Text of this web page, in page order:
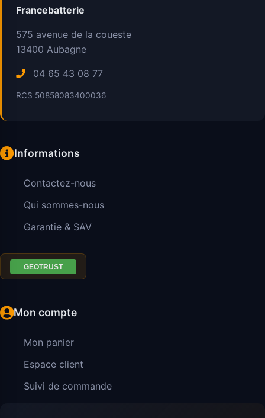
Francebatterie
575 avenue de la coueste
13400 Aubagne
04 65 43 08 77
RCS 50858083400036
Informations
Contactez-nous
Qui sommes-nous
Garantie & SAV
Mon compte
Mon panier
Espace client
Suivi de commande